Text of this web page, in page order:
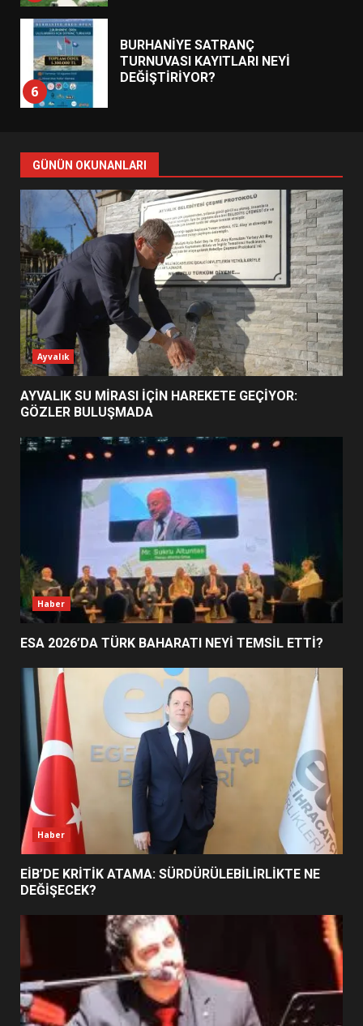
6
BURHANİYE SATRANÇ
TURNUVASI KAYITLARI NEYİ
DEĞİŞTİRİYOR?
7
YENİ YÖNETİM NASIL
ŞEKİLLENDİ?
1
AYVALIK SU MİRASI İÇİN
HAREKETE GEÇİYOR: GÖZLER
BULUŞMADA
2
ESA 2026’DA TÜRK BAHARATI
NEYİ TEMSİL ETTİ?
EİB’DE KRİTİK ATAMA:
SÜRDÜRÜLEBİLİRLİKTE NE
DEĞİŞECEK?
4
EDREMİT’İN GURURU TÜRKİYE
FİNALİNDE NE BAŞARDI?
5
UZATILDI: NE DEĞİŞTİ?
6
BURHANİYE SATRANÇ
TURNUVASI KAYITLARI NEYİ
DEĞİŞTİRİYOR?
BURHANİYE BELEDİYESPOR’DA
YENİ YÖNETİM NASIL
GÜNÜN OKUNANLARI
Ayvalık
AYVALIK SU MİRASI İÇİN HAREKETE GEÇİYOR:
GÖZLER BULUŞMADA
Haber
ESA 2026’DA TÜRK BAHARATI NEYİ TEMSİL ETTİ?
Haber
EİB’DE KRİTİK ATAMA: SÜRDÜRÜLEBİLİRLİKTE NE
DEĞİŞECEK?